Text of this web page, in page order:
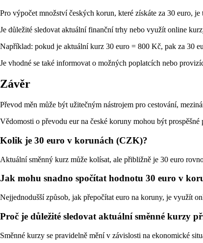
Pro výpočet množství českých korun, které získáte za 30 euro,
Je důležité sledovat aktuální finanční trhy nebo využít online
Například: pokud je aktuální kurz 30 euro = 800 Kč, pak za 30
Je vhodné se také informovat o možných poplatcích nebo
Závěr
Převod měn může být užitečným nástrojem pro cestování,
Vědomosti o převodu eur na české koruny mohou být
Kolik je 30 euro v korunách (CZK)?
Aktuální směnný kurz může kolísat, ale přibližně je 30 euro
Jak mohu snadno spočítat hodnotu 30 euro v
Nejjednodušší způsob, jak přepočítat euro na koruny, je využít
Proč je důležité sledovat aktuální směnné kurzy
Směnné kurzy se pravidelně mění v závislosti na ekonomické